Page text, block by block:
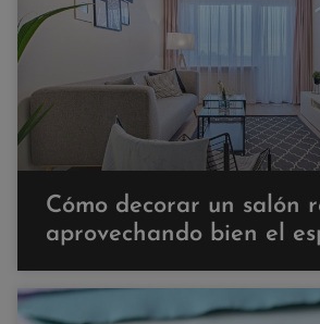
Cómo decorar un salón
aprovechando bien el